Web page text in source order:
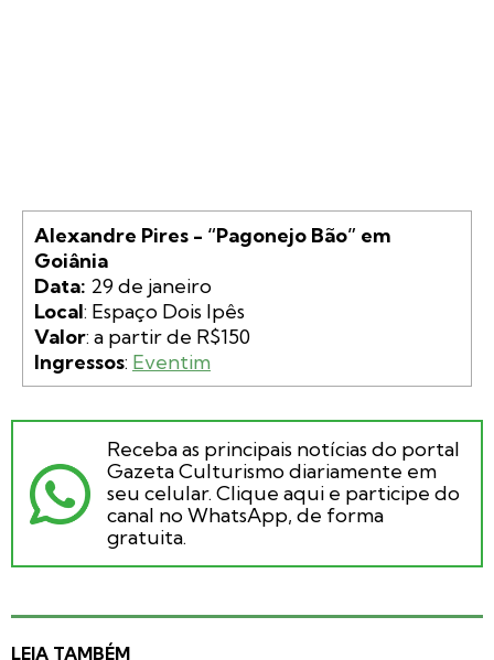
Alexandre Pires - “Pagonejo Bão” em
Goiânia
Data:
Local
Valor
Ingressos: Eventim
Receba as principais notícias do portal
Gazeta Culturismo diariamente em
seu celular. Clique aqui e participe do
canal no WhatsApp, de forma
gratuita.
LEIA TAMBÉM